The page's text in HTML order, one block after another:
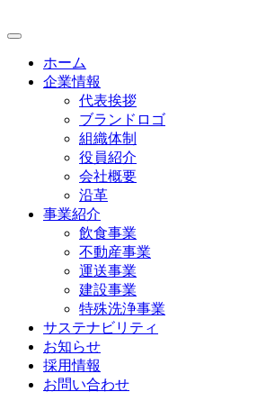
ホーム
企業情報
代表挨拶
ブランドロゴ
組織体制
役員紹介
会社概要
沿革
事業紹介
飲食事業
不動産事業
運送事業
建設事業
特殊洗浄事業
サステナビリティ
お知らせ
採用情報
お問い合わせ